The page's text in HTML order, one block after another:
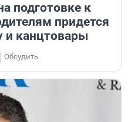
подготовке к
придется
и канцтовары
Обсудить